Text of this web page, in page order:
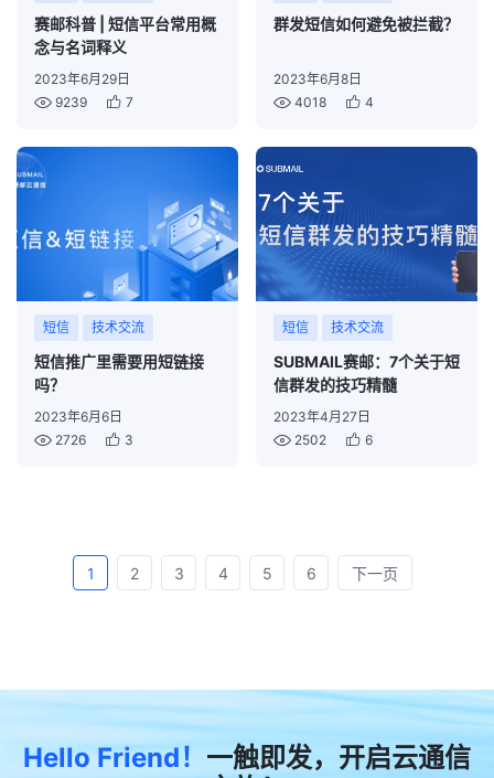
赛邮科普 | 短信平台常用概
念与名词释义
2023年6月29日
9239
7
群发短信如何避免被拦截？
2023年6月8日
4018
4
短信 技术交流
短信推广里需要用短链接
吗？
2023年6月6日
2726
3
短信 技术交流
SUBMAIL赛邮：7个关于短
信群发的技巧精髓
2023年4月27日
2502
6
1 2 3 4 5 6 下一页
Hello Friend！ 一触即发，开启云通信